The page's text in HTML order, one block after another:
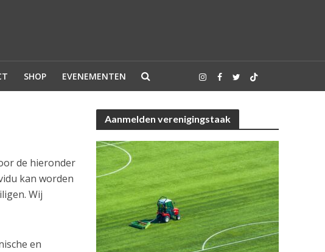
SHOP EVENEMENTEN
de hieronder
kan worden
Wij
en
Aanmelden verenigingstaak